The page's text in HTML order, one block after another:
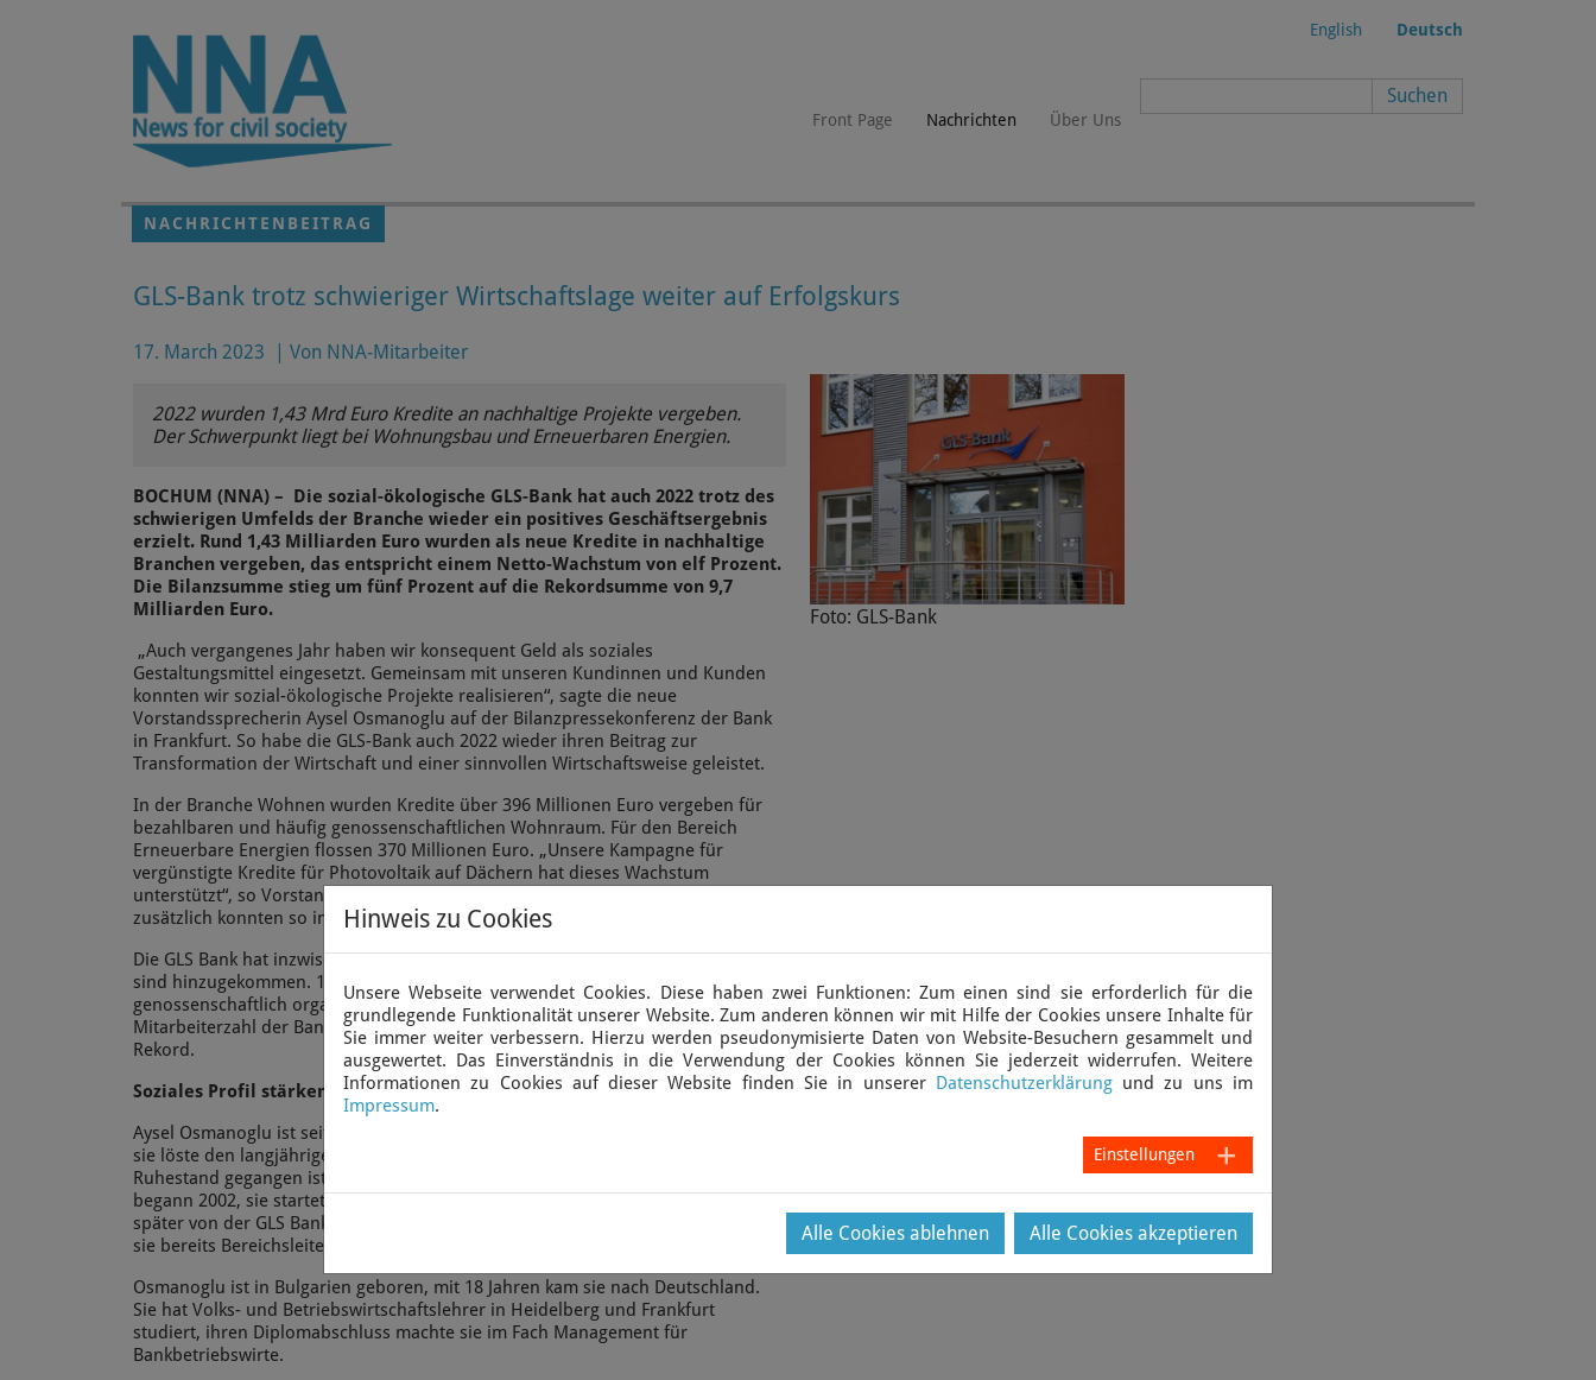
English Deutsch
Front Page Nachrichten Über Uns
NACHRICHTENBEITRAG
GLS-Bank trotz schwieriger Wirtschaftslage weiter auf Erfolgskurs
17. March 2023 Von NNA-Mitarbeiter
2022 wurden 1,43 Mrd Euro Kredite an nachhaltige Projekte vergeben.
Der Schwerpunkt liegt bei Wohnungsbau und Erneuerbaren Energien.
BOCHUM (NNA) – Die sozial-ökologische GLS-Bank hat auch 2022 trotz des
schwierigen Umfelds der Branche wieder ein positives Geschäftsergebnis
erzielt. Rund 1,43 Milliarden Euro wurden als neue Kredite in nachhaltige
Branchen vergeben, das entspricht einem Netto-Wachstum von elf Prozent.
Die Bilanzsumme stieg um fünf Prozent auf die Rekordsumme von 9,7
Milliarden Euro.
„Auch vergangenes Jahr haben wir konsequent Geld als soziales
Gestaltungsmittel eingesetzt. Gemeinsam mit unseren Kundinnen und Kunden
konnten wir sozial-ökologische Projekte realisieren“, sagte die neue
Vorstandssprecherin Aysel Osmanoglu auf der Bilanzpressekonferenz der Bank
in Frankfurt. So habe die GLS-Bank auch 2022 wieder ihren Beitrag zur
Transformation der Wirtschaft und einer sinnvollen Wirtschaftsweise geleistet.
In der Branche Wohnen wurden Kredite über 396 Millionen Euro vergeben für
bezahlbaren und häufig genossenschaftlichen Wohnraum. Für den Bereich
Erneuerbare Energien flossen 370 Millionen Euro. „Unsere Kampagne für
vergünstigte Kredite für Photovoltaik auf Dächern hat dieses Wachstum
unterstützt“, so Vorstandsmitglied Christina Opitz. Mehr als 100 Millionen Euro
zusätzlich konnten so in die Energiewende fließen.
Die GLS Bank hat inzwischen 350.000 Kundinnen und Kunden, mehr als 27.000
sind hinzugekommen. 120.000 Menschen davon sind nun Mitglieder der
genossenschaftlich organisierten Bank, mehr als 15.000 sind neu dabei. Auch die
Mitarbeiterzahl der Bank stieg 2022 mit 900 Beschäftigten auf einen neuen
Rekord.
Soziales Profil stärken
Aysel Osmanoglu ist seit Januar 2023 neue Vorstandssprecherin der GLS-Bank,
sie löste den langjährigen Vorstandssprecher Thomas Joberg ab, der in den
Ruhestand gegangen ist. Osmanolgus Laufbahn im ökologischen Banking
begann 2002, sie startete sie als Werkstudentin bei der Ökobank, die ein Jahr
später von der GLS Bank übernommen wurde. 2006 wurde sie Trainee. 2013 war
sie bereits Bereichsleiterin, seit Oktober 2017 ist sie Mitglied des Vorstands.
Osmanoglu ist in Bulgarien geboren, mit 18 Jahren kam sie nach Deutschland.
Sie hat Volks- und Betriebswirtschaftslehrer in Heidelberg und Frankfurt
studiert, ihren Diplomabschluss machte sie im Fach Management für
Bankbetriebswirte.
Foto: GLS-Bank
Hinweis zu Cookies
Unsere Webseite verwendet Cookies. Diese haben zwei Funktionen: Zum einen sind sie erforderlich für die
grundlegende Funktionalität unserer Website. Zum anderen können wir mit Hilfe der Cookies unsere Inhalte für
Sie immer weiter verbessern. Hierzu werden pseudonymisierte Daten von Website-Besuchern gesammelt und
ausgewertet. Das Einverständnis in die Verwendung der Cookies können Sie jederzeit widerrufen. Weitere
Informationen zu Cookies auf dieser Website finden Sie in unserer Datenschutzerklärungund zu uns im
Impressum.
Einstellungen
Alle Cookies ablehnen Alle Cookies akzeptieren